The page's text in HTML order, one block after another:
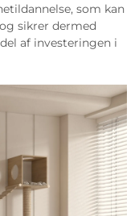
som kan
sikrer dermed
af investeringen i